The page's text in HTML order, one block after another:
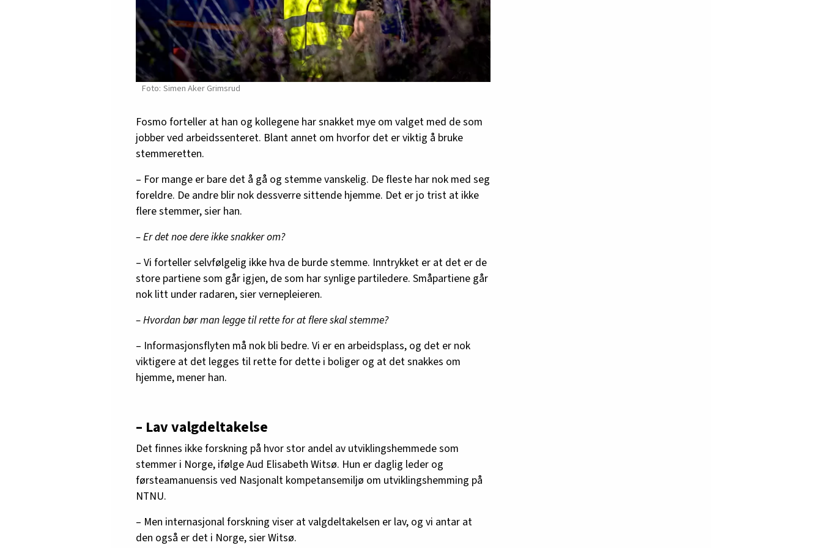
Simen Aker Grimsrud
Fosmo forteller at han og kollegene har snakket mye om valget med de som
jobber ved arbeidssenteret. Blant annet om hvorfor det er viktig å bruke
stemmeretten.
– For mange er bare det å gå og stemme vanskelig. De fleste har nok med seg
foreldre. De andre blir nok dessverre sittende hjemme. Det er jo trist at ikke
flere stemmer, sier han.
– Er det noe dere ikke snakker om?
– Vi forteller selvfølgelig ikke hva de burde stemme. Inntrykket er at det er de
store partiene som går igjen, de som har synlige partiledere. Småpartiene går
nok litt under radaren, sier vernepleieren.
– Hvordan bør man legge til rette for at flere skal stemme?
– Informasjonsflyten må nok bli bedre. Vi er en arbeidsplass, og det er nok
viktigere at det legges til rette for dette i boliger og at det snakkes om
hjemme, mener han.
– Lav valgdeltakelse
Det finnes ikke forskning på hvor stor andel av utviklingshemmede som
stemmer i Norge, ifølge Aud Elisabeth Witsø. Hun er daglig leder og
førsteamanuensis ved Nasjonalt kompetansemiljø om utviklingshemming på
NTNU.
– Men internasjonal forskning viser at valgdeltakelsen er lav, og vi antar at
den også er det i Norge, sier Witsø.